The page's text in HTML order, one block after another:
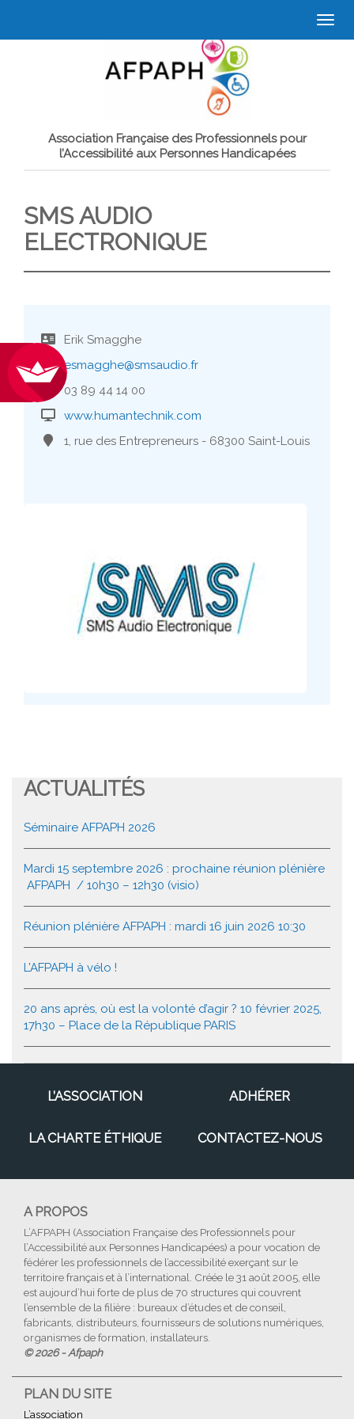
Association Française des Professionnels pour
l’Accessibilité aux Personnes Handicapées
SMS AUDIO
ELECTRONIQUE
Erik Smagghe
esmagghe@smsaudio.fr
03 89 44 14 00
www.humantechnik.com
1, rue des Entrepreneurs - 68300 Saint-Louis
ACTUALITÉS
Séminaire AFPAPH 2026
Mardi 15 septembre 2026 : prochaine réunion plénière
AFPAPH / 10h30 – 12h30 (visio)
Réunion plénière AFPAPH : mardi 16 juin 2026 10:30
L’AFPAPH à vélo !
20 ans après, où est la volonté d’agir ? 10 février 2025,
17h30 – Place de la République PARIS
L’ASSOCIATION ADHÉRER
LA CHARTE ÉTHIQUE CONTACTEZ-NOUS
A PROPOS
L’AFPAPH (Association Française des Professionnels pour
l’Accessibilité aux Personnes Handicapées) a pour vocation de
fédérer les professionnels de l’accessibilité exerçant sur le
territoire français et à l’international. Créée le 31 août 2005, elle
est aujourd’hui forte de plus de 70 structures qui couvrent
l’ensemble de la filière : bureaux d’études et de conseil,
fabricants, distributeurs, fournisseurs de solutions numériques,
organismes de formation, installateurs.
© 2026 - Afpaph
PLAN DU SITE
L’association